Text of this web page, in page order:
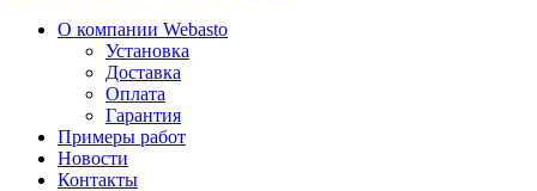
О компании Webasto
Установка
Доставка
Оплата
Гарантия
Примеры работ
Новости
Контакты